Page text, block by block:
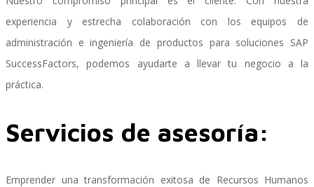
Learning and Development
experiencia y estrecha colaboración con los equipos de
administración e ingeniería de productos para soluciones SAP
SuccessFactors, podemos ayudarte a llevar tu negocio a la
práctica.
Servicios de asesoría:
Emprender una transformación exitosa de Recursos Humanos